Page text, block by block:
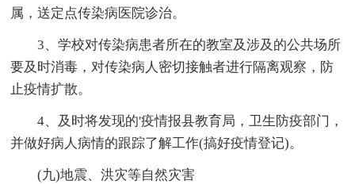
属，送定点传染病医院诊治。
3、学校对传染病患者所在的教室及涉及的公共场所
要及时消毒，对传染病人密切接触者进行隔离观察，防
止疫情扩散。
4、及时将发现的'疫情报县教育局，卫生防疫部门，
并做好病人病情的跟踪了解工作(搞好疫情登记)。
(九)地震、洪灾等自然灾害